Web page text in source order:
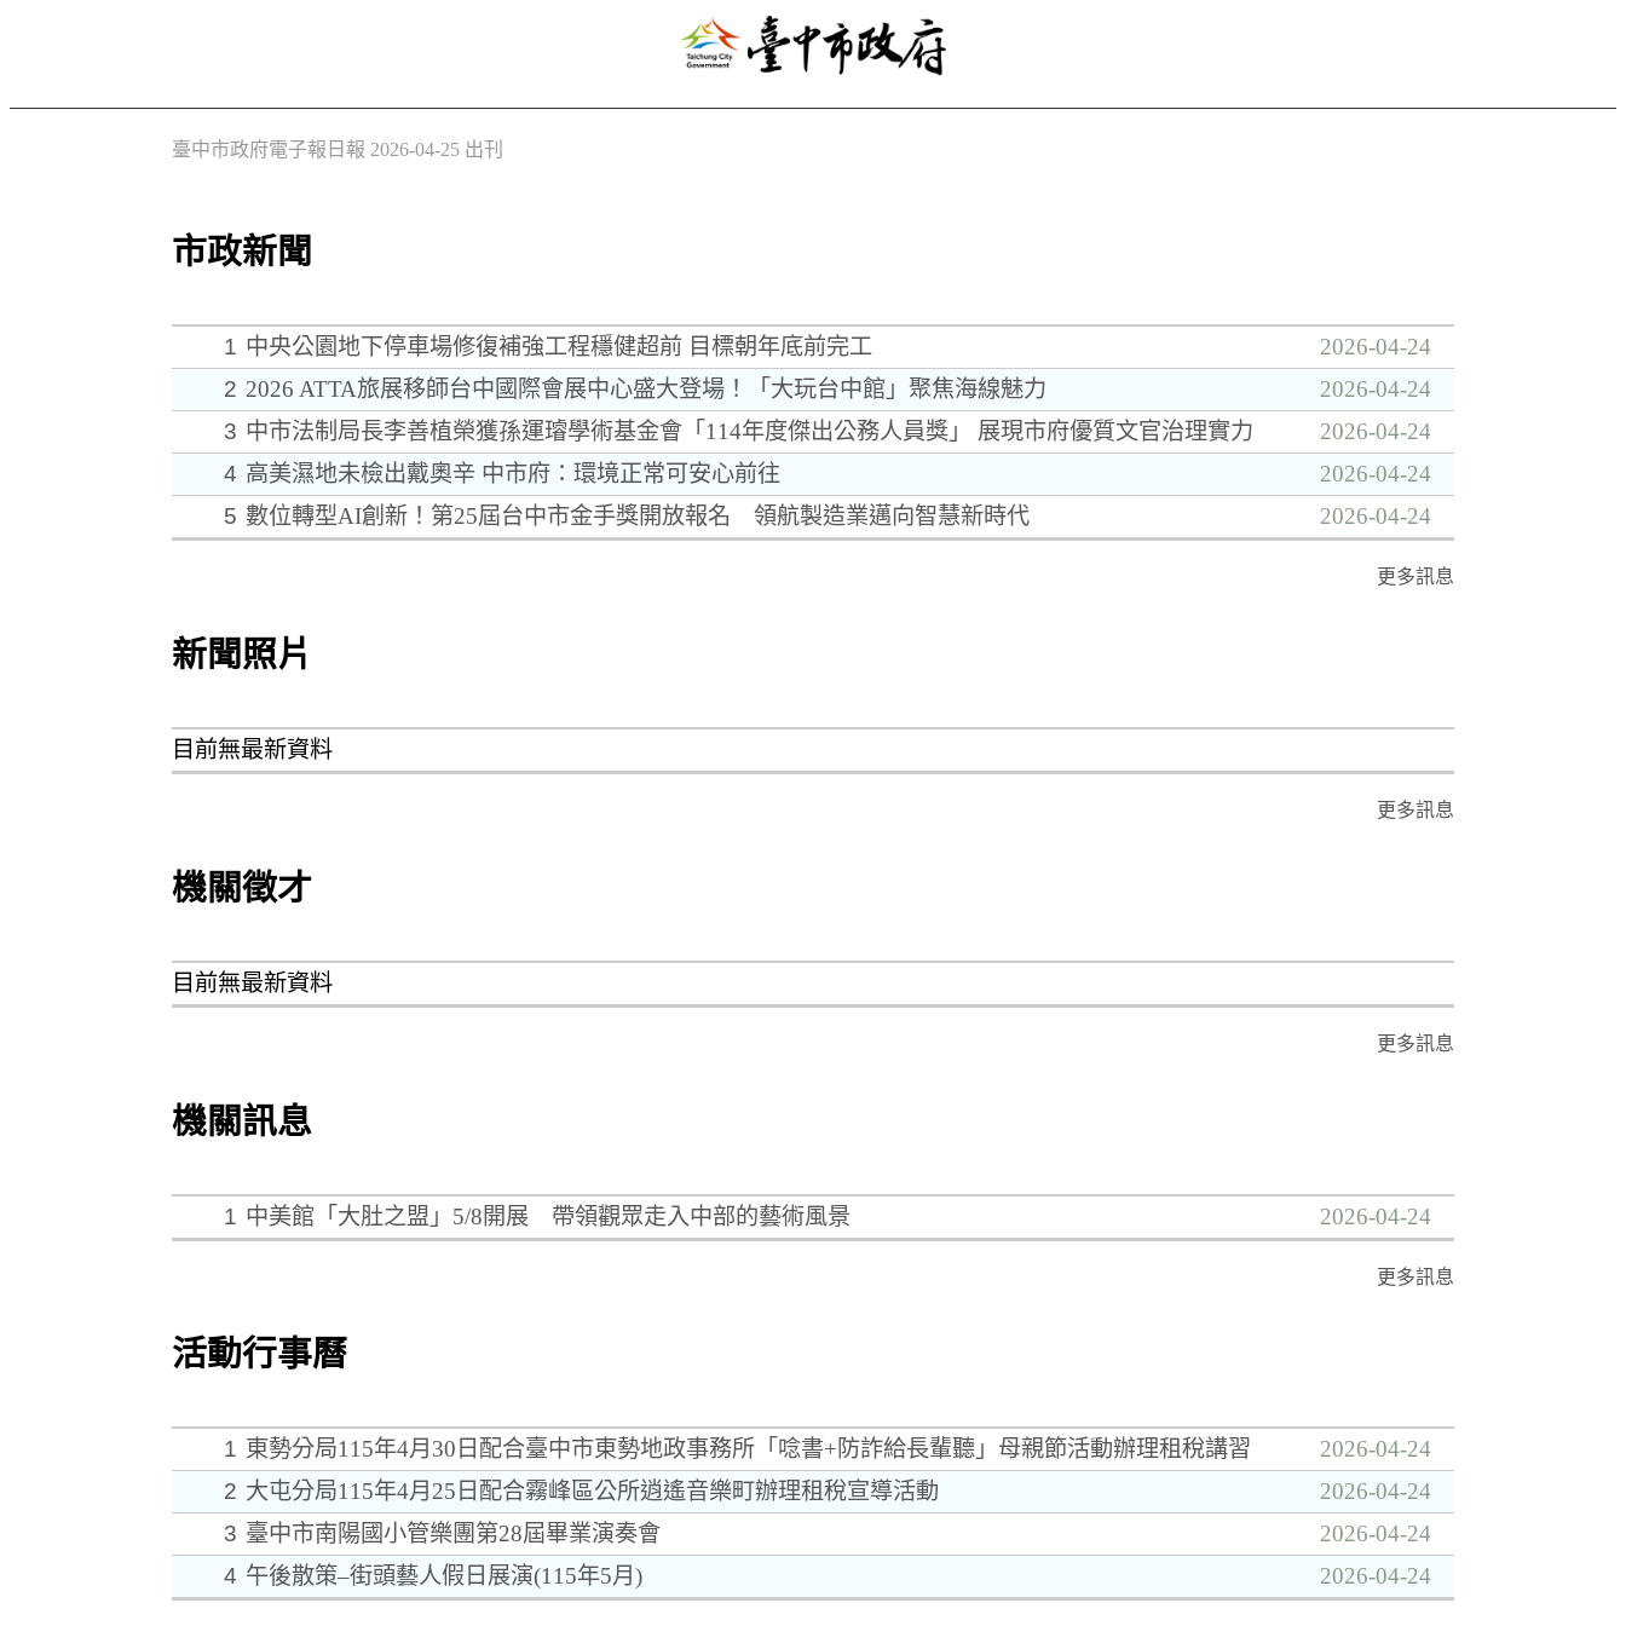
臺中市政府電子報日報 2026-04-25 出刊
市政新聞
1 中央公園地下停車場修復補強工程穩健超前 目標朝年底前完工
2026-04-24
2 2026 ATTA旅展移師台中國際會展中心盛大登場！「大玩台中館」聚焦海線魅力
2026-04-24
3 中市法制局長李善植榮獲孫運璿學術基金會「114年度傑出公務人員獎」 展現市府優質文官治理實力
2026-04-24
4 高美濕地未檢出戴奧辛 中市府：環境正常可安心前往
2026-04-24
5 數位轉型AI創新！第25屆台中市金手獎開放報名 領航製造業邁向智慧新時代 2026-04-24
更多訊息
新聞照片
目前無最新資料
更多訊息
機關徵才
目前無最新資料
更多訊息
機關訊息
1 中美館「大肚之盟」5/8開展 帶領觀眾走入中部的藝術風景 2026-04-24
更多訊息
活動行事曆
1 東勢分局115年4月30日配合臺中市東勢地政事務所「唸書+防詐給長輩聽」母親節活動辦理租稅講習
2026-04-24
2 大屯分局115年4月25日配合霧峰區公所逍遙音樂町辦理租稅宣導活動
2026-04-24
3 臺中市南陽國小管樂團第28屆畢業演奏會
2026-04-24
4 午後散策–街頭藝人假日展演(115年5月) 2026-04-24